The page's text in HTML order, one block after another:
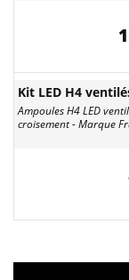
Kit LED H4
Ampoules H4 LED
croisement - Marque